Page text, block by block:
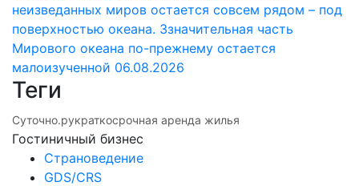
неизведанных миров остается совсем рядом – под
поверхностью океана. Ззначительная часть
Мирового океана по-прежнему остается
малоизученной 06.08.2026
Теги
Суточно.рукраткосрочная аренда жилья
Гостиничный бизнес
Страноведение
GDS/CRS